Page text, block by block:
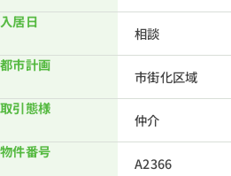
入居日
相談
都市計画
市街化区域
取引態様
仲介
物件番号
A2366